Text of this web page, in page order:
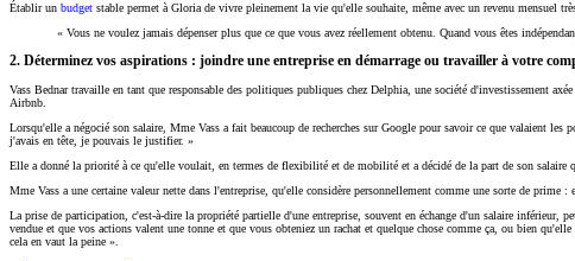
Établir un budget stable permet à Gloria de vivre pleinement la vie qu'elle souhaite, même avec un revenu mensuel
« Vous ne voulez jamais dépenser plus que ce que vous avez réellement obtenu. Quand vous êtes
2. Déterminez vos aspirations : joindre une entreprise en démarrage ou travailler à votre
Vass Bednar travaille en tant que responsable des politiques publiques chez Delphia, une société d'investissement
Airbnb.
Lorsqu'elle a négocié son salaire, Mme Vass a fait beaucoup de recherches sur Google pour savoir ce que valaient
j'avais en tête, je pouvais le justifier. »
Elle a donné la priorité à ce qu'elle voulait, en termes de flexibilité et de mobilité et a décidé de la part de son salaire
Mme Vass a une certaine valeur nette dans l'entreprise, qu'elle considère personnellement comme une sorte de prime :
La prise de participation, c'est-à-dire la propriété partielle d'une entreprise, souvent en échange d'un salaire
vendue et que vos actions valent une tonne et que vous obteniez un rachat et quelque chose comme ça, ou bien
cela en vaut la peine ».